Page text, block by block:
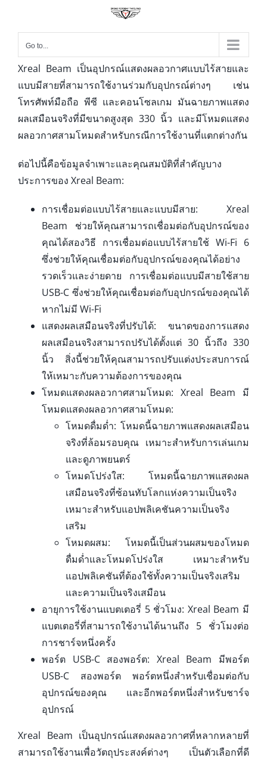
Go to...
Xreal Beam เป็นอุปกรณ์แสดงผลอวกาศแบบไร้สายและ
แบบมีสายที่สามารถใช้งานร่วมกับอุปกรณ์ต่างๆ เช่น
โทรศัพท์มือถือ พีซี และคอนโซลเกม มันฉายภาพแสดง
ผลเสมือนจริงที่มีขนาดสูงสุด 330 นิ้ว และมีโหมดแสดง
ผลอวกาศสามโหมดสำหรับกรณีการใช้งานที่แตกต่างกัน
ต่อไปนี้คือข้อมูลจำเพาะและคุณสมบัติที่สำคัญบาง
ประการของ Xreal Beam:
การเชื่อมต่อแบบไร้สายและแบบมีสาย: Xreal
Beam ช่วยให้คุณสามารถเชื่อมต่อกับอุปกรณ์ของ
คุณได้สองวิธี การเชื่อมต่อแบบไร้สายใช้ Wi-Fi 6
ซึ่งช่วยให้คุณเชื่อมต่อกับอุปกรณ์ของคุณได้อย่าง
รวดเร็วและง่ายดาย การเชื่อมต่อแบบมีสายใช้สาย
USB-C ซึ่งช่วยให้คุณเชื่อมต่อกับอุปกรณ์ของคุณได้
หากไม่มี Wi-Fi
แสดงผลเสมือนจริงที่ปรับได้: ขนาดของการแสดง
ผลเสมือนจริงสามารถปรับได้ตั้งแต่ 30 นิ้วถึง 330
นิ้ว สิ่งนี้ช่วยให้คุณสามารถปรับแต่งประสบการณ์
ให้เหมาะกับความต้องการของคุณ
โหมดแสดงผลอวกาศสามโหมด: Xreal Beam มี
โหมดแสดงผลอวกาศสามโหมด:
โหมดดื่มด่ำ: โหมดนี้ฉายภาพแสดงผลเสมือน
จริงที่ล้อมรอบคุณ เหมาะสำหรับการเล่นเกม
และดูภาพยนตร์
โหมดโปร่งใส: โหมดนี้ฉายภาพแสดงผล
เสมือนจริงที่ซ้อนทับโลกแห่งความเป็นจริง
เหมาะสำหรับแอปพลิเคชันความเป็นจริง
เสริม
โหมดผสม: โหมดนี้เป็นส่วนผสมของโหมด
ดื่มด่ำและโหมดโปร่งใส เหมาะสำหรับ
แอปพลิเคชันที่ต้องใช้ทั้งความเป็นจริงเสริม
และความเป็นจริงเสมือน
อายุการใช้งานแบตเตอรี่ 5 ชั่วโมง: Xreal Beam มี
แบตเตอรี่ที่สามารถใช้งานได้นานถึง 5 ชั่วโมงต่อ
การชาร์จหนึ่งครั้ง
พอร์ต USB-C สองพอร์ต: Xreal Beam มีพอร์ต
USB-C สองพอร์ต พอร์ตหนึ่งสำหรับเชื่อมต่อกับ
อุปกรณ์ของคุณ และอีกพอร์ตหนึ่งสำหรับชาร์จ
อุปกรณ์
Xreal Beam เป็นอุปกรณ์แสดงผลอวกาศที่หลากหลายที่
สามารถใช้งานเพื่อวัตถุประสงค์ต่างๆ เป็นตัวเลือกที่ดี